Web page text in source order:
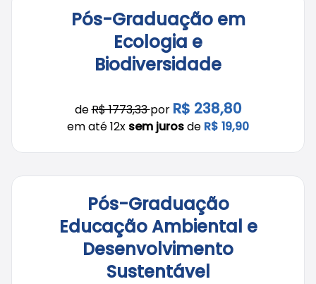
Pós-Graduação em
Ecologia e
Biodiversidade
deR$ 1773,33por R$ 238,80
em até 12x sem jurosde R$ 19,90
Pós-Graduação
Educação Ambiental e
Desenvolvimento
Sustentável